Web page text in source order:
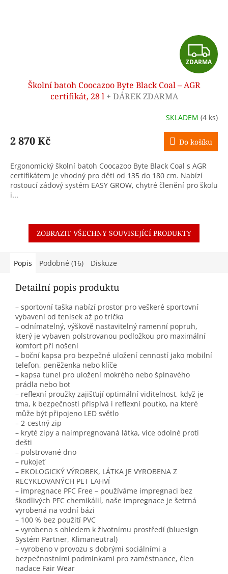
Z
D
R
M
A
ZDARMA
Školní batoh Coocazoo Byte Black Coal – AGR
certifikát, 28 l + DÁREK ZDARMA
SKLADEM (4 ks)
2 870 Kč Do košíku
Ergonomický školní batoh Coocazoo Byte Black Coal s AGR
certifikátem je vhodný pro děti od 135 do 180 cm. Nabízí
rostoucí zádový systém EASY GROW, chytré členění pro školu
i...
ZOBRAZIT VŠECHNY SOUVISEJÍCÍ PRODUKTY
Popis Podobné (16) Diskuze
Detailní popis produktu
– sportovní taška nabízí prostor pro veškeré sportovní
vybavení od tenisek až po trička
– odnímatelný, výškově nastavitelný ramenní popruh,
který je vybaven polstrovanou podložkou pro maximální
komfort při nošení
– boční kapsa pro bezpečné uložení cenností jako mobilní
telefon, peněženka nebo klíče
– kapsa tunel pro uložení mokrého nebo špinavého
prádla nebo bot
– reflexní proužky zajišťují optimální viditelnost, když je
tma, k bezpečnosti přispívá i reflexní poutko, na které
může být připojeno LED světlo
– 2-cestný zip
– kryté zipy a naimpregnovaná látka, více odolné proti
dešti
– polstrované dno
– rukojeť
– EKOLOGICKÝ VÝROBEK, LÁTKA JE VYROBENA Z
RECYKLOVANÝCH PET LAHVÍ
– impregnace PFC Free – používáme impregnaci bez
škodlivých PFC chemikálií, naše impregnace je šetrná
vyrobená na vodní bázi
– 100 % bez použití PVC
– vyrobeno s ohledem k životnímu prostředí (bluesign
Systém Partner, Klimaneutral)
– vyrobeno v provozu s dobrými sociálními a
bezpečnostními podmínkami pro zaměstnance, člen
nadace Fair Wear